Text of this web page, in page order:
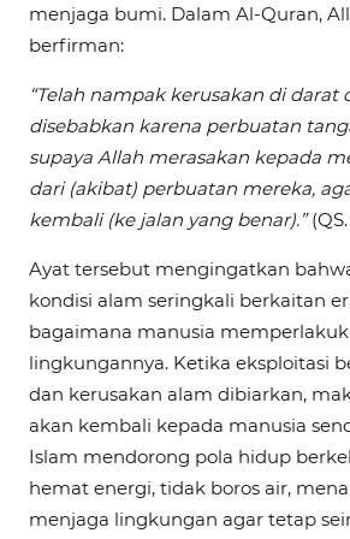
menjaga bumi. Dalam Al-Quran,
berfirman:
“Telah nampak kerusakan di darat
disebabkan karena perbuatan
supaya Allah merasakan kepada
dari (akibat) perbuatan mereka,
kembali (ke jalan yang benar).”
Ayat tersebut mengingatkan
kondisi alam seringkali berkaitan
bagaimana manusia
lingkungannya. Ketika eksploitasi
dan kerusakan alam dibiarkan,
akan kembali kepada manusia
Islam mendorong pola hidup
hemat energi, tidak boros air,
menjaga lingkungan agar tetap